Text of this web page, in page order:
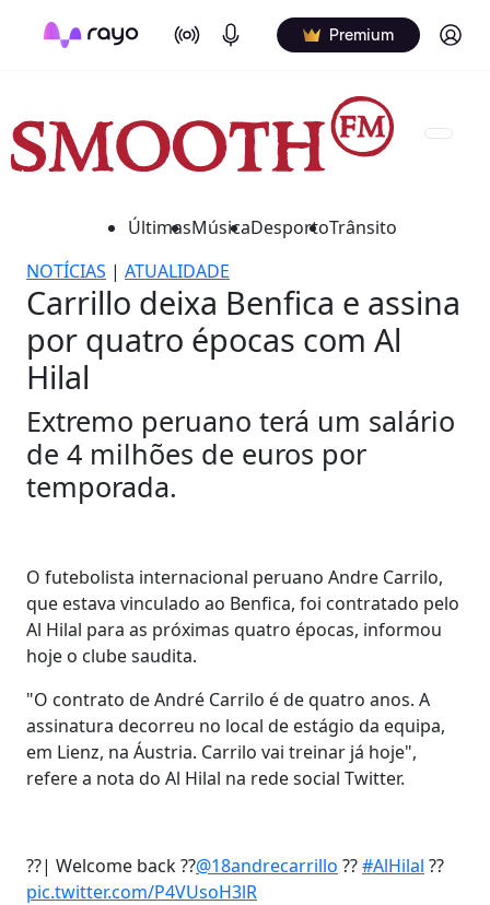
On Air Podcasts Premium Log in
ÚltimasMúsicaDesportoTrânsito
NOTÍCIAS | ATUALIDADE
Carrillo deixa Benfica e assina
por quatro épocas com Al
Hilal
Extremo peruano terá um salário
de 4 milhões de euros por
temporada.
O futebolista internacional peruano Andre Carrilo,
que estava vinculado ao Benfica, foi contratado pelo
Al Hilal para as próximas quatro épocas, informou
hoje o clube saudita.
"O contrato de André Carrilo é de quatro anos. A
assinatura decorreu no local de estágio da equipa,
em Lienz, na Áustria. Carrilo vai treinar já hoje",
refere a nota do Al Hilal na rede social Twitter.
??| Welcome back ??@18andrecarrillo ??#AlHilal ??
pic.twitter.com/P4VUsoH3lR